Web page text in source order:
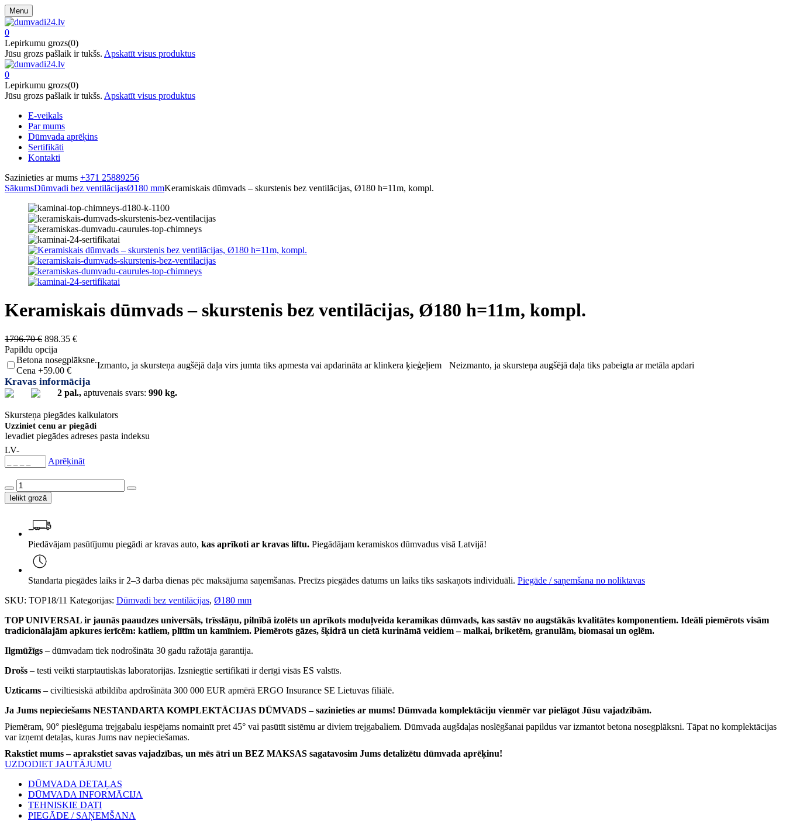
Menu
0
Lepirkumu grozs(0)
Jūsu grozs pašlaik ir tukšs. Apskatīt visus produktus
0
Lepirkumu grozs(0)
Jūsu grozs pašlaik ir tukšs. Apskatīt visus produktus
E-veikals
Par mums
Dūmvada aprēķins
Sertifikāti
Kontakti
Sazinieties ar mums +371 25889256
SākumsDūmvadi bez ventilācijasØ180 mmKeramiskais dūmvads – skurstenis bez ventilācijas, Ø180 h=11m, kompl.
Keramiskais dūmvads – skurstenis bez ventilācijas, Ø180 h=11m, kompl.
1796.70€ Original
price
was:
1796.70 €.
898.35 €Current
is:
898.35 €.
Papildu opcija
Betona nosegplāksne.
Cena +59.00 €
Izmanto, ja skursteņa augšējā daļa virs jumta tiks apmesta vai apdarināta ar klinkera ķieģeļiem Neizmanto, ja skursteņa augšējā daļa tiks pabeigta ar metāla apdari
Kravas informācija
2 pal., aptuvenais svars: 990 kg.
Skursteņa piegādes kalkulators
Uzziniet cenu ar piegādi
Ievadiet piegādes adreses pasta indeksu
LV-
Aprēķināt
Keramiskais
dūmvads
-
ventilācijas,
Ø180
h=11m,
kompl.
daudzums
Ielikt grozā
Piedāvājam pasūtījumu piegādi ar kravas auto, kas aprīkoti ar kravas liftu. Piegādājam keramiskos dūmvadus visā Latvijā!
Standarta piegādes laiks ir 2–3 darba dienas pēc maksājuma saņemšanas. Precīzs piegādes datums un laiks tiks saskaņots individuāli. Piegāde / saņemšana no noliktavas
SKU: TOP18/11 Kategorijas: Dūmvadi bez ventilācijas, Ø180 mm
TOP UNIVERSAL ir jaunās paaudzes universāls, trīsslāņu, pilnībā izolēts un aprīkots moduļveida keramikas dūmvads, kas sastāv no augstākās kvalitātes komponentiem. Ideāli piemērots visām
tradicionālajām apkures ierīcēm: katliem, plītīm un kamīniem. Piemērots gāzes, šķidrā un cietā kurināmā veidiem – malkai, briketēm, granulām, biomasai un oglēm.
Ilgmūžīgs – dūmvadam tiek nodrošināta 30 gadu ražotāja garantija.
Drošs – testi veikti starptautiskās laboratorijās. Izsniegtie sertifikāti ir derīgi visās ES valstīs.
Uzticams – civiltiesiskā atbildība apdrošināta 300 000 EUR apmērā ERGO Insurance SE Lietuvas filiālē.
Ja Jums nepieciešams NESTANDARTA KOMPLEKTĀCIJAS DŪMVADS – sazinieties ar mums! Dūmvada komplektāciju vienmēr var pielāgot Jūsu vajadzībām.
Piemēram, 90° pieslēguma trejgabalu iespējams nomainīt pret 45° vai pasūtīt sistēmu ar diviem trejgabaliem. Dūmvada augšdaļas noslēgšanai papildus var izmantot betona nosegplāksni. Tāpat no komplektācijas
var izņemt detaļas, kuras Jums nav nepieciešamas.
Rakstiet mums – aprakstiet savas vajadzības, un mēs ātri un BEZ MAKSAS sagatavosim Jums detalizētu dūmvada aprēķinu!
UZDODIET JAUTĀJUMU
DŪMVADA DETAĻAS
DŪMVADA INFORMĀCIJA
TEHNISKIE DATI
PIEGĀDE / SAŅEMŠANA